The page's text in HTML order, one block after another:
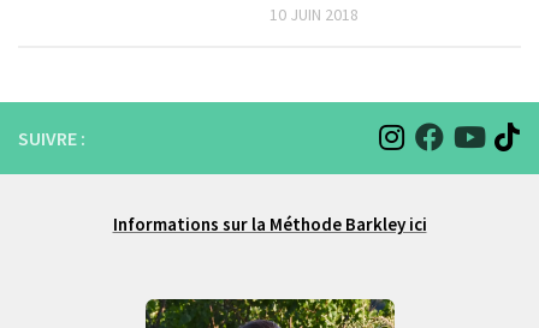
10 JUIN 2018
SUIVRE :
Informations sur la Méthode Barkley ici